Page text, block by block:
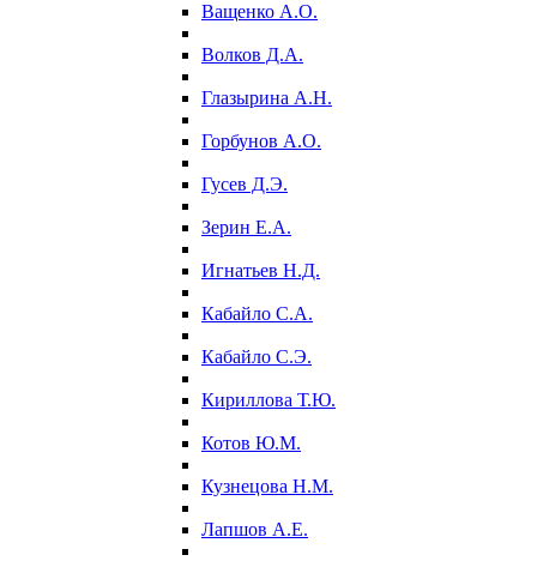
Ващенко А.О.
Волков Д.А.
Глазырина А.Н.
Горбунов А.О.
Гусев Д.Э.
Зерин Е.А.
Игнатьев Н.Д.
Кабайло С.А.
Кабайло С.Э.
Кириллова Т.Ю.
Котов Ю.М.
Кузнецова Н.М.
Лапшов А.Е.